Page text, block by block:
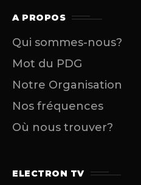
A PROPOS
Qui sommes-nous?
Mot du PDG
Notre Organisation
Nos fréquences
Où nous trouver?
ELECTRON TV